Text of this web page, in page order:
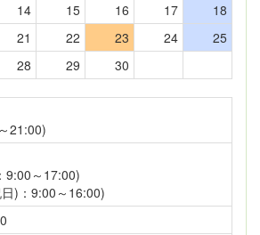
14 15 16 17
18
21 22 23 24
25
28 29 30
21:00)
9:00～17:00)
)：9:00～16:00)